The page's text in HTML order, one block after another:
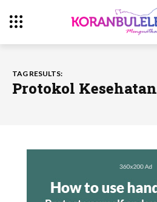
TAG RESULTS:
Protokol Kesehatan